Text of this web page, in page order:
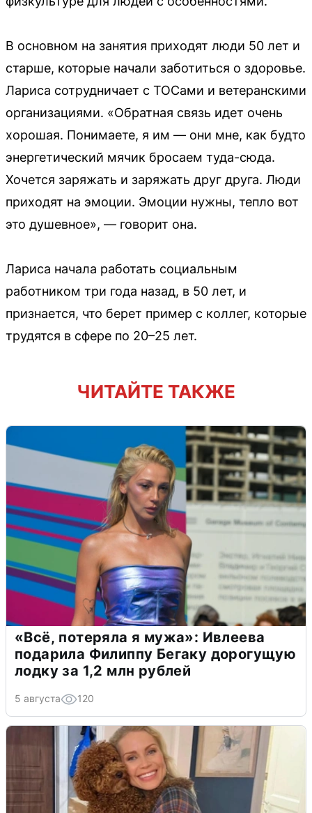
В основном на занятия приходят люди 50 лет и
старше, которые начали заботиться о здоровье.
Лариса сотрудничает с ТОСами и ветеранскими
организациями. «Обратная связь идет очень
хорошая. Понимаете, я им — они мне, как будто
энергетический мячик бросаем туда-сюда.
Хочется заряжать и заряжать друг друга. Люди
приходят на эмоции. Эмоции нужны, тепло вот
это душевное», — говорит она.
Лариса начала работать социальным
работником три года назад, в 50 лет, и
признается, что берет пример с коллег, которые
трудятся в сфере по 20–25 лет.
ЧИТАЙТЕ ТАКЖЕ
«Всё, потеряла я мужа»: Ивлеева
подарила Филиппу Бегаку дорогущую
лодку за 1,2 млн рублей
5 августа 120